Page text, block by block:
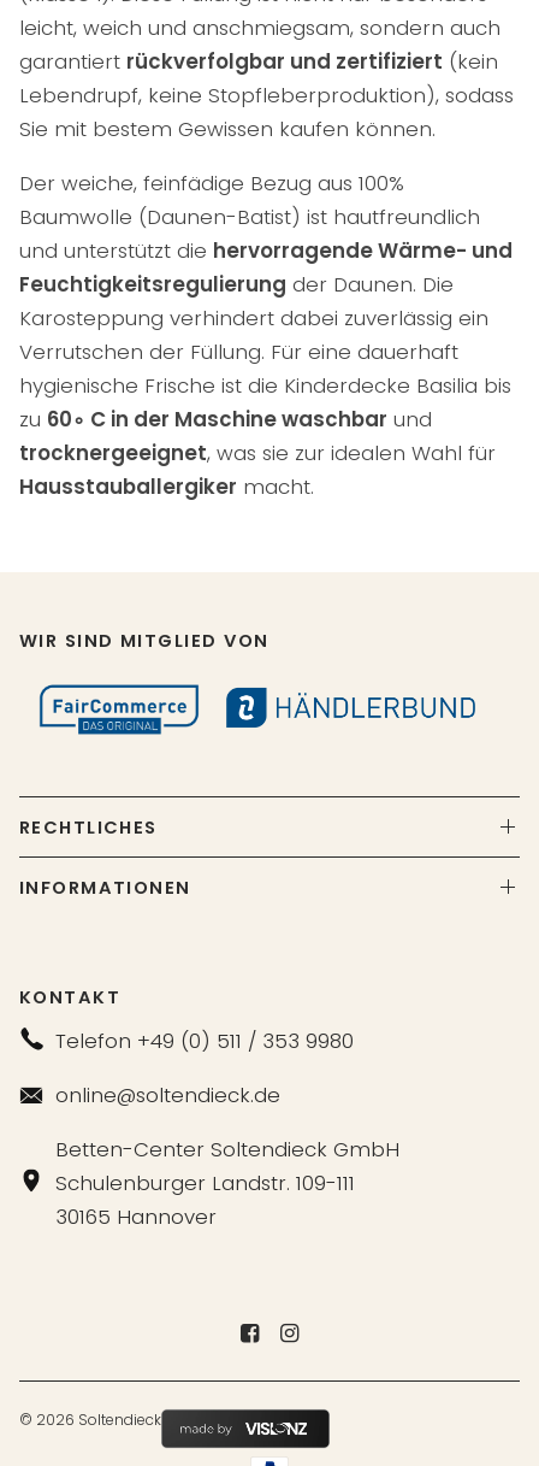
leicht, weich und anschmiegsam, sondern auch
garantiert rückverfolgbar und zertifiziert (kein
Lebendrupf, keine Stopfleberproduktion), sodass
Sie mit bestem Gewissen kaufen können.
Der weiche, feinfädige Bezug aus 100%
Baumwolle (Daunen-Batist) ist hautfreundlich
und unterstützt die hervorragende Wärme- und
Feuchtigkeitsregulierung der Daunen. Die
Karosteppung verhindert dabei zuverlässig ein
Verrutschen der Füllung. Für eine dauerhaft
hygienische Frische ist die Kinderdecke Basilia bis
zu 60∘ C in der Maschine waschbar und
trocknergeeignet, was sie zur idealen Wahl für
Hausstauballergiker macht.
WIR SIND MITGLIED VON
RECHTLICHES
INFORMATIONEN
KONTAKT
Telefon +49 (0) 511 / 353 9980
online@soltendieck.de
Betten-Center Soltendieck GmbH
Schulenburger Landstr. 109-111
30165 Hannover
© 2026 Soltendieck